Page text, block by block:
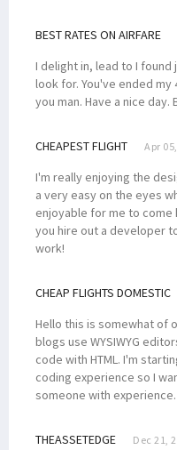
BEST RATES ON AIRFARE
I delight in, lead to I found
look for. You've ended my
you man. Have a nice day.
CHEAPEST FLIGHT Apr
I'm really enjoying the
a very easy on the eyes
enjoyable for me to come
you hire out a developer
work!
CHEAP FLIGHTS DOMESTIC
Hello this is somewhat of
blogs use WYSIWYG
code with HTML. I'm
coding experience so I
someone with
THEASSETEDGE Dec 21,